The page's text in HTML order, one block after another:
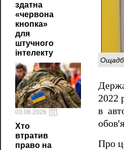
здатна
«червона
кнопка»
для
штучного
інтелекту
03.08.2026
Хто
втратив
право на
2022
в
Про